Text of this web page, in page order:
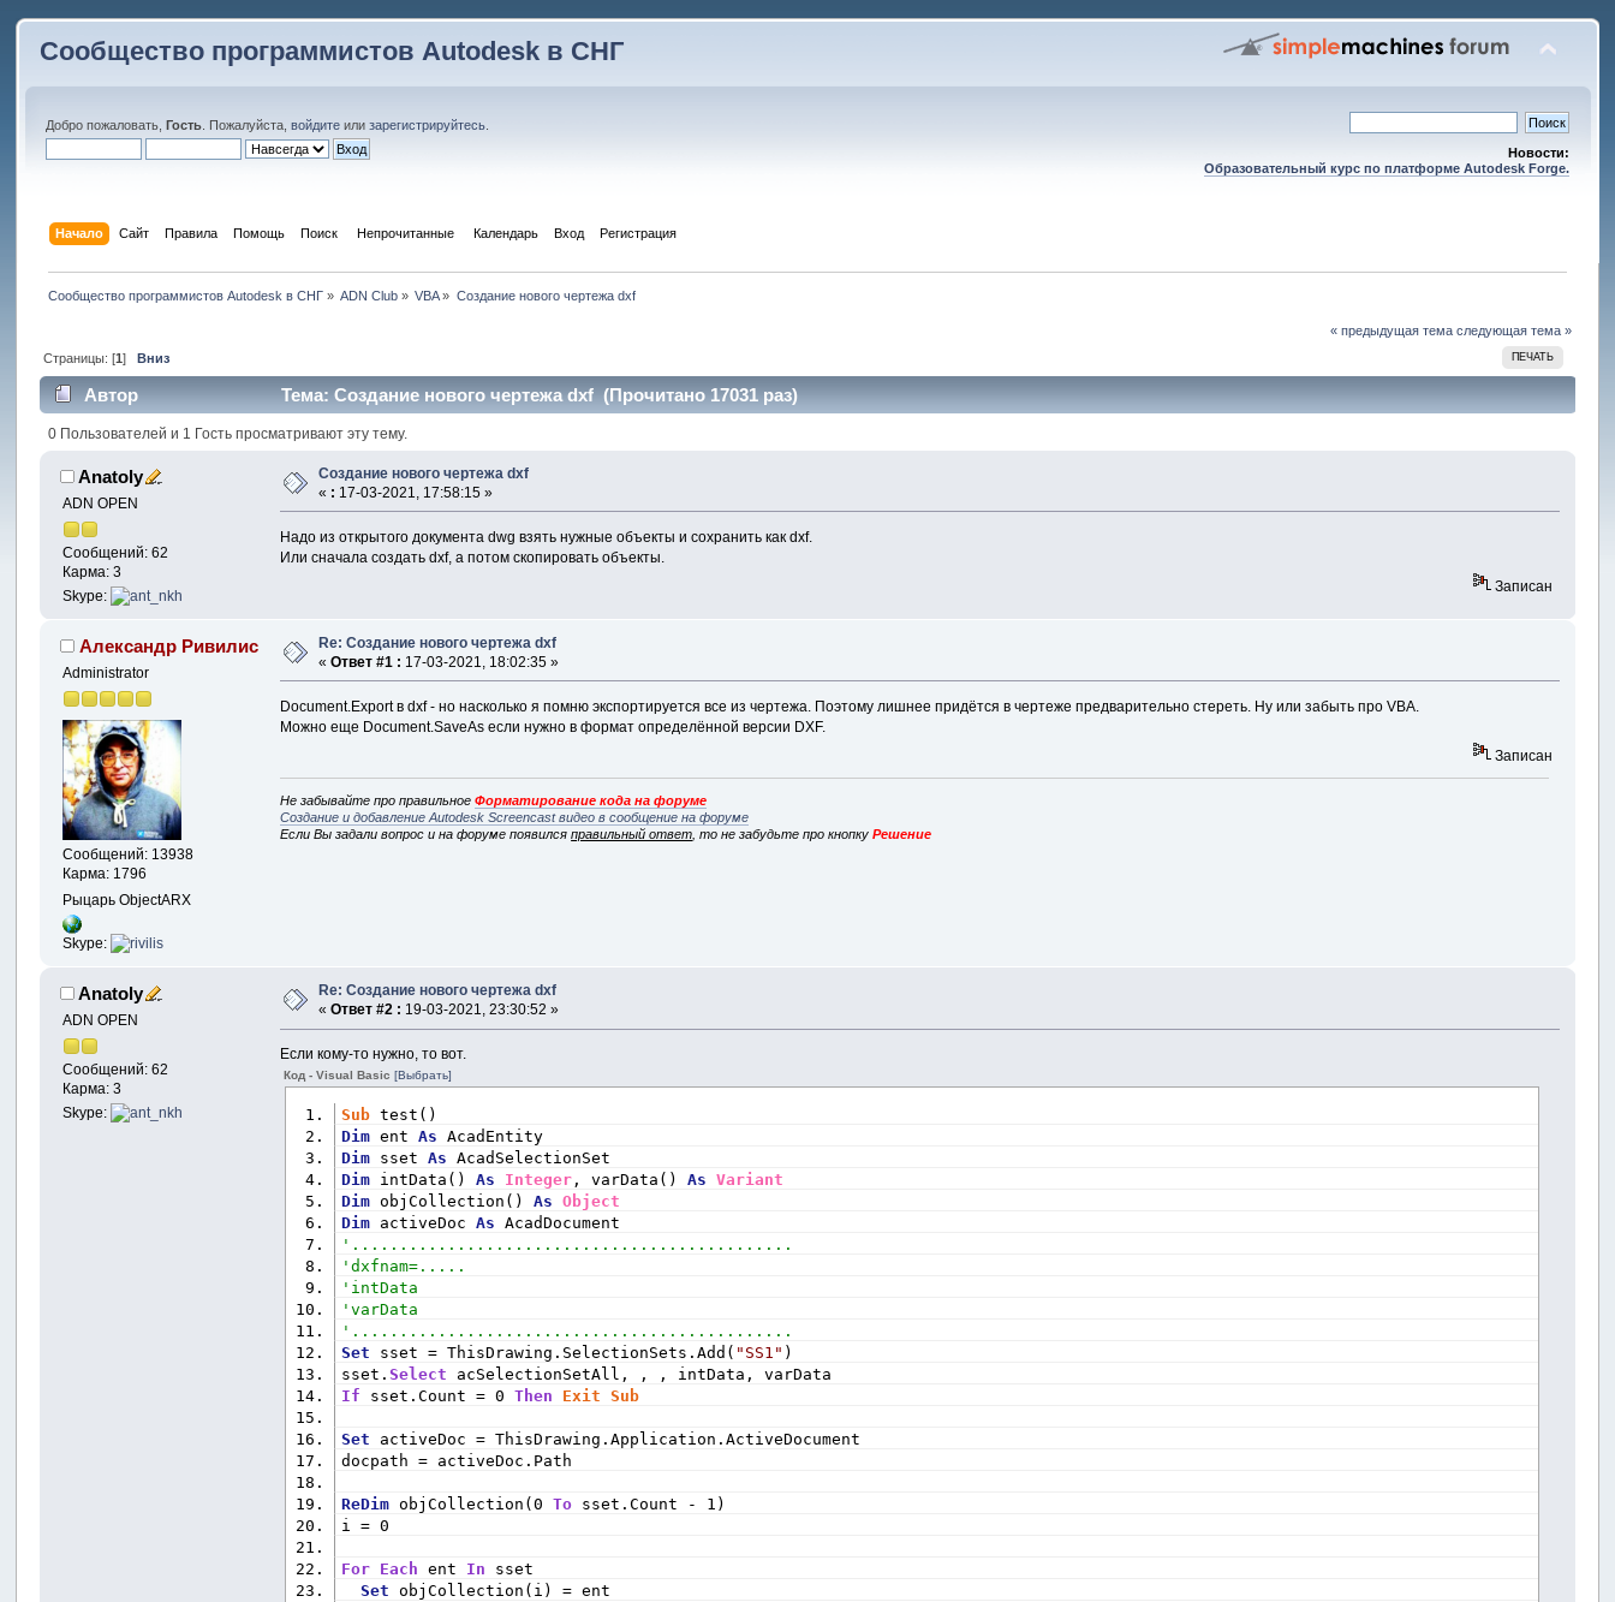
Сообщество программистов Autodesk в СНГ
Добро пожаловать,Гость . Пожалуйста,войдите илизарегистрируйтесь
Новости:
Образовательный курс по платформе Autodesk Forge.
Начало Сайт Правила Помощь Поиск Непрочитанные Календарь Вход Регистрация
Сообщество программистов Autodesk в СНГ» ADN Club » VBA» Создание нового чертежа dxf
« предыдущая тема следующая тема »
ПЕЧАТЬ
Страницы: [1] Вниз
Автор Тема: Создание нового чертежа dxf (Прочитано 17031 раз)
0 Пользователей и 1 Гость просматривают эту тему.
Anatoly
ADN OPEN
Сообщений: 62
Карма: 3
Skype:
Создание нового чертежа dxf
« : 17-03-2021, 17:58:15 »
Надо из открытого документа dwg взять нужные объекты и сохранить как dxf.
Или сначала создать dxf, а потом скопировать объекты.
Записан
Александр Ривилис
Administrator
Сообщений: 13938
Карма: 1796
Рыцарь ObjectARX
Skype:
Re: Создание нового чертежа dxf
«Ответ #1 : 17-03-2021, 18:02:35 »
Document.Export в dxf - но насколько я помню экспортируется все из чертежа. Поэтому лишнее придётся в чертеже предварительно стереть. Ну или забыть про VBA.
Можно еще Document.SaveAs если нужно в формат определённой версии DXF.
Записан
Не забывайте про правильноеФорматирование кода на форуме
Создание и добавление Autodesk Screencast видео в сообщение на форуме
Если Вы задали вопрос и на форуме появилсяправильный ответ , то не забудьте про кнопкуРешение
Anatoly
ADN OPEN
Сообщений: 62
Карма: 3
Skype:
Re: Создание нового чертежа dxf
«Ответ #2 : 19-03-2021, 23:30:52 »
Если кому-то нужно, то вот.
Код - Visual Basic[Выбрать]
Sub test()
Dim ent As AcadEntity
Dim sset As AcadSelectionSet
Dim intData() As Integer , varData() As
Variant
Dim objCollection() As
Object
Dim activeDoc As AcadDocument
'..............................................
'dxfnam=.....
'intData
'varData
'..............................................
Set sset = ThisDrawing.SelectionSets.Add( "SS1" )
sset.Select acSelectionSetAll, , , intData, varData
If sset.Count = 0 Then Exit Sub
Set activeDoc = ThisDrawing.Application.ActiveDocument
docpath = activeDoc.Path
ReDim objCollection(0 To sset.Count - 1)
i = 0
For Each ent In sset
Set objCollection(i) = ent